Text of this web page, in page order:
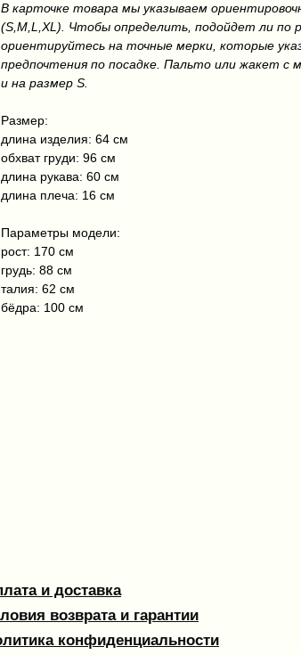
В карточке товара мы указываем
(S,M,L,XL). Чтобы определить, подойдет ли по
ориентируйтесь на точные мерки, которые
предпочтения по посадке. Пальто или жакет с
и на размер S.
Размер:
длина изделия: 64 см
обхват груди: 96 см
длина рукава: 60 см
длина плеча: 16 см
Параметры модели:
рост: 170 см
грудь: 88 см
талия: 62 см
бёдра: 100 см